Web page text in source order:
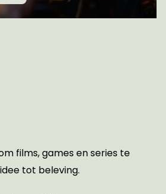
films, games en series te
tot beleving.